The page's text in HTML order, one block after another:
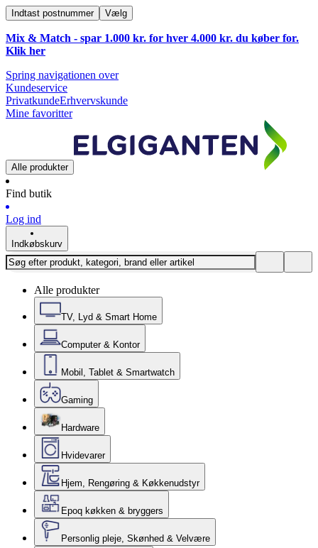
Indtast postnummer Vælg
Mix & Match - spar 1.000 kr. for hver 4.000 kr. du køber for.
Klik her
Spring navigationen over
Kundeservice
PrivatkundeErhvervskunde
Mine favoritter
Alle produkter
Find butik
Log ind
Indkøbskurv
Alle produkter
TV, Lyd & Smart Home
Computer & Kontor
Mobil, Tablet & Smartwatch
Gaming
Hardware
Hvidevarer
Hjem, Rengøring & Køkkenudstyr
Epoq køkken & bryggers
Personlig pleje, Skønhed & Velvære